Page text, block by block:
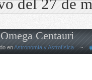
del 27 de
Centauri
enAstronomía y Astrofísica ~